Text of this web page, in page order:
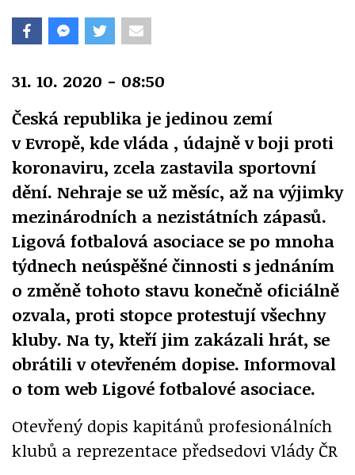
31. 10. 2020 - 08:50
Česká republika je jedinou zemí
v Evropě, kde vláda , údajně v boji proti
koronaviru, zcela zastavila sportovní
dění. Nehraje se už měsíc, až na výjimky
mezinárodních a nezistátních zápasů.
Ligová fotbalová asociace se po mnoha
týdnech neúspěšné činnosti s jednáním
o změně tohoto stavu konečně oficiálně
ozvala, proti stopce protestují všechny
kluby. Na ty, kteří jim zakázali hrát, se
obrátili v otevřeném dopise. Informoval
o tom web Ligové fotbalové asociace.
Otevřený dopis kapitánů profesionálních
klubů a reprezentace předsedovi Vlády ČR